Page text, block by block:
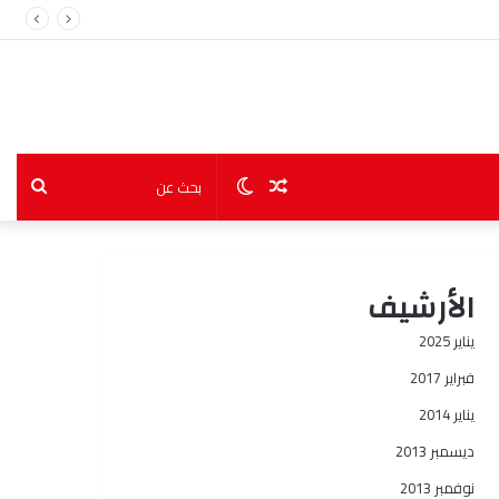
بحث
الوضعمقال
الأرشيف
يناير 2025
فبراير 2017
يناير 2014
ديسمبر 2013
نوفمبر 2013